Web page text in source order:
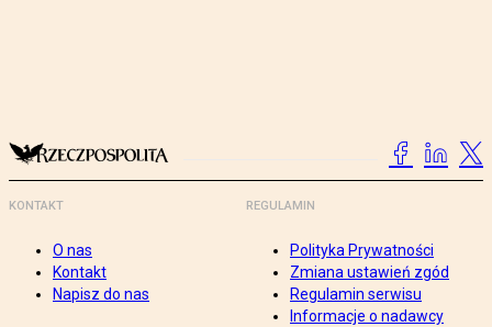
KONTAKT
O nas
Kontakt
Napisz do nas
REGULAMIN
Polityka Prywatności
Zmiana ustawień zgód
Regulamin serwisu
Informacje o nadawcy